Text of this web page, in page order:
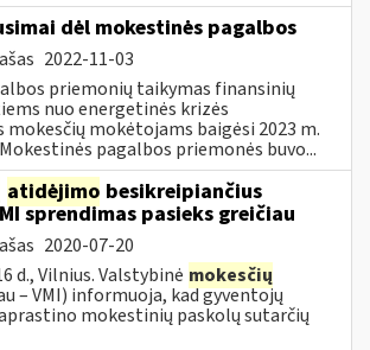
dėl mokestinės pagalbos
2022-11-03
priemonių taikymas finansinių
nuo energetinės krizės
mokesčių mokėtojams baigėsi 2023 m.
pagalbos priemonės buvo...
atidėjimo besikreipiančius
sprendimas pasieks greičiau
2020-07-20
d., Vilnius. Valstybinė mokesčių
– VMI) informuoja, kad gyventojų
mokestinių paskolų sutarčių